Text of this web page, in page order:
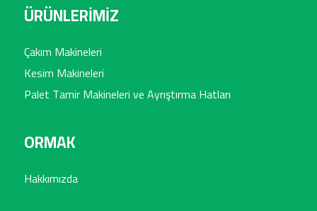
ÜRÜNLERİMİZ
Çakım Makineleri
Kesim Makineleri
Palet Tamir Makineleri ve Ayrıştırma Hatları
ORMAK
Hakkımızda